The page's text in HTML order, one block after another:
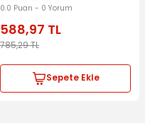
0.0 Puan - 0 Yorum
588,97 TL
785,29TL
Sepete Ekle